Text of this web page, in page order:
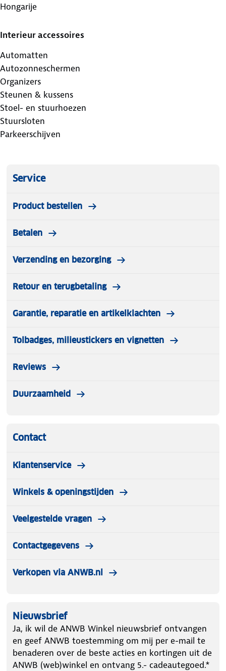
Hongarije
Interieur accessoires
Automatten
Autozonneschermen
Organizers
Steunen & kussens
Stoel- en stuurhoezen
Stuursloten
Parkeerschijven
Service
Product bestellen
Betalen
Verzending en bezorging
Retour en terugbetaling
Garantie, reparatie en artikelklachten
Tolbadges, milieustickers en vignetten
Reviews
Duurzaamheid
Contact
Klantenservice
Winkels & openingstijden
Veelgestelde vragen
Contactgegevens
Verkopen via ANWB.nl
Nieuwsbrief
Ja, ik wil de ANWB Winkel nieuwsbrief ontvangen
en geef ANWB toestemming om mij per e-mail te
benaderen over de beste acties en kortingen uit de
ANWB (web)winkel en ontvang 5.- cadeautegoed.*